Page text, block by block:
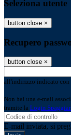
Seleziona utente
button close ×
Recupero
button close ×
all'indirizzo indicato con
Non hai una e-mail
tramite la Login
E-mail inviata, si